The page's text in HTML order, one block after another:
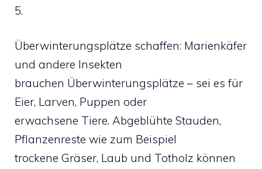
5.
Überwinterungsplätze schaffen: Marienkäfer
und andere Insekten
brauchen Überwinterungsplätze – sei es für
Eier, Larven, Puppen oder
erwachsene Tiere. Abgeblühte Stauden,
Pflanzenreste wie zum Beispiel
trockene Gräser, Laub und Totholz können